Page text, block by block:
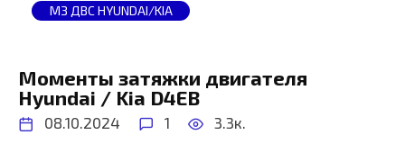
МЗ ДВС HYUNDAI/KIA
Моменты затяжки двигателя
Hyundai / Kia D4EB
08.10.2024 1 3.3к.